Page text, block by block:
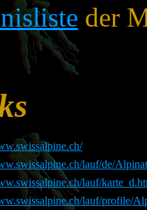
der
lauf/de/
lauf/
lauf/profile/